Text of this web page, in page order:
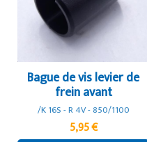
Bague de vis levier de
frein avant
/K 16S - R 4V - 850/1100
5,95 €